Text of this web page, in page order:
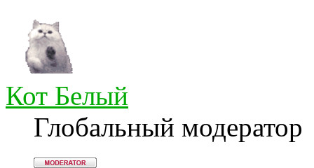
Кот Белый
Глобальный модератор